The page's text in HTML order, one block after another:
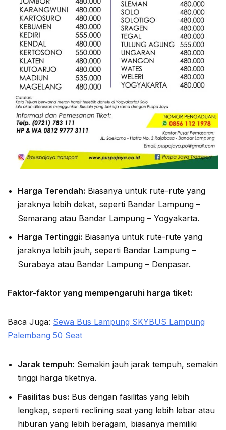
Harga Terendah: Biasanya untuk rute-rute yang
jaraknya lebih dekat, seperti Bandar Lampung –
Semarang atau Bandar Lampung – Yogyakarta.
Harga Tertinggi: Biasanya untuk rute-rute yang
jaraknya lebih jauh, seperti Bandar Lampung –
Surabaya atau Bandar Lampung – Denpasar.
Faktor-faktor yang mempengaruhi harga tiket:
Baca Juga: Sewa Bus Lampung SKYBUS Lampung
Palembang 50 Seat
Jarak tempuh: Semakin jauh jarak tempuh, semakin
tinggi harga tiketnya.
Fasilitas bus: Bus dengan fasilitas yang lebih
lengkap, seperti reclining seat yang lebih lebar atau
hiburan yang lebih beragam, biasanya memiliki